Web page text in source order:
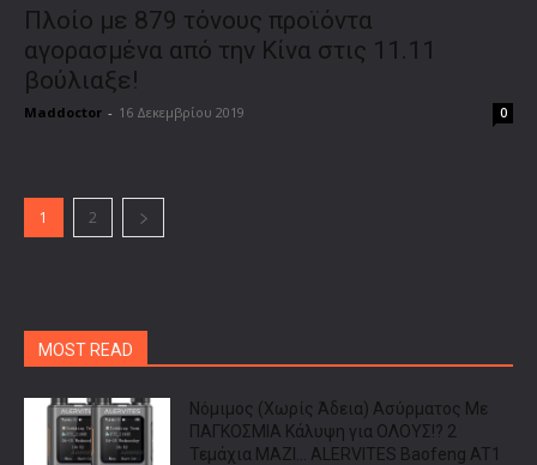
Πλοίο με 879 τόνους προϊόντα
αγορασμένα από την Κίνα στις 11.11
βούλιαξε!
Maddoctor - 16 Δεκεμβρίου 2019 0
1 2
MOST READ
Νόμιμος (Χωρίς Άδεια) Ασύρματος Με
ΠΑΓΚΟΣΜΙΑ Κάλυψη για ΟΛΟΥΣ!? 2
Τεμάχια ΜΑΖΙ… ALERVITES Baofeng AT1